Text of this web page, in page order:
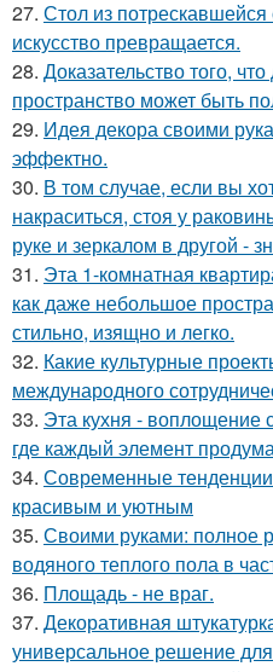
27. Стол из
искусство превращается.
28. Доказательство того,
пространство может быть
29. Идея декора своими
эффектно.
30. В том случае, если вы
накраситься, стоя у
руке и зеркалом в другой -
31. Эта 1-комнатная
как даже небольшое
стильно, изящно и легко.
32. Какие культурные
международного
33. Эта кухня - воплощение
где каждый элемент
34. Современные
красивым и уютным
35. Своими руками: полное
водяного теплого пола в
36. Площадь - не враг.
37. Декоративная
универсальное решение